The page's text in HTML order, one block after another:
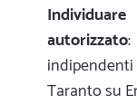
autorizzato
Taranto su